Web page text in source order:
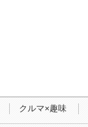
クルマ×趣味